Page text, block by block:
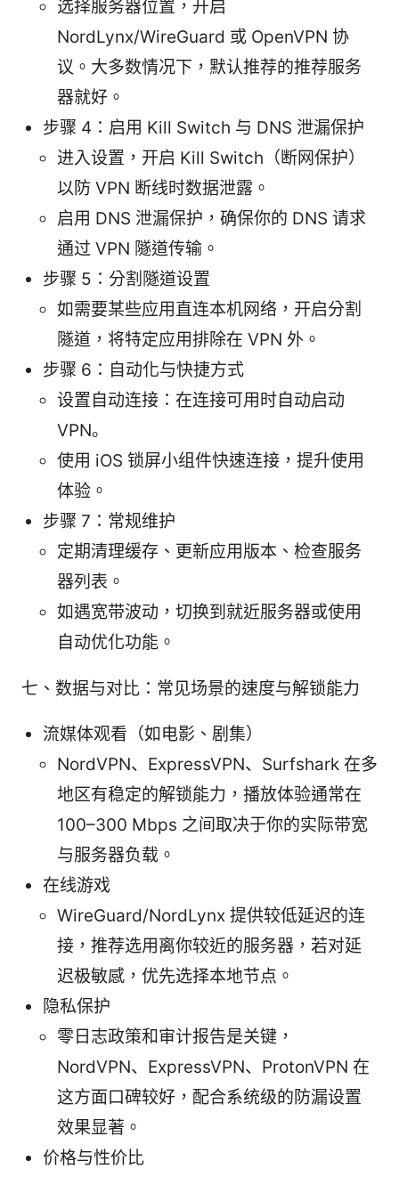
选择服务器位置，开启
NordLynx/WireGuard 或 OpenVPN 协
议。大多数情况下，默认推荐的推荐服务
器就好。
步骤 4：启用 Kill Switch 与 DNS 泄漏保护
进入设置，开启 Kill Switch（断网保护）
以防 VPN 断线时数据泄露。
启用 DNS 泄漏保护，确保你的 DNS 请求
通过 VPN 隧道传输。
步骤 5：分割隧道设置
如需要某些应用直连本机网络，开启分割
隧道，将特定应用排除在 VPN 外。
步骤 6：自动化与快捷方式
设置自动连接：在连接可用时自动启动
VPN。
使用 iOS 锁屏小组件快速连接，提升使用
体验。
步骤 7：常规维护
定期清理缓存、更新应用版本、检查服务
器列表。
如遇宽带波动，切换到就近服务器或使用
自动优化功能。
七、数据与对比：常见场景的速度与解锁能力
流媒体观看（如电影、剧集）
NordVPN、ExpressVPN、Surfshark 在多
地区有稳定的解锁能力，播放体验通常在
100–300 Mbps 之间取决于你的实际带宽
与服务器负载。
在线游戏
WireGuard/NordLynx 提供较低延迟的连
接，推荐选用离你较近的服务器，若对延
迟极敏感，优先选择本地节点。
隐私保护
零日志政策和审计报告是关键，
NordVPN、ExpressVPN、ProtonVPN 在
这方面口碑较好，配合系统级的防漏设置
效果显著。
价格与性价比